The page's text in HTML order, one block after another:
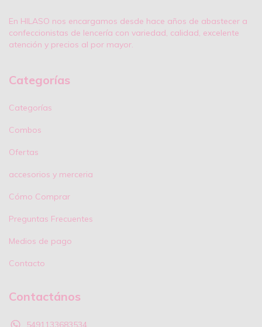
En HILASO nos encargamos desde hace años de abastecer a
confeccionistas de lencería con variedad, calidad, excelente
atención y precios al por mayor.
Categorías
Categorías
Combos
Ofertas
accesorios y merceria
Cómo Comprar
Preguntas Frecuentes
Medios de pago
Contacto
Contactános
5491133683534